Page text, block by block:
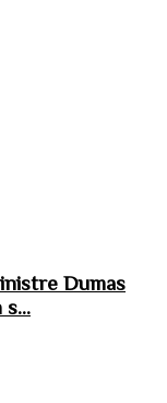
Dumas
s...